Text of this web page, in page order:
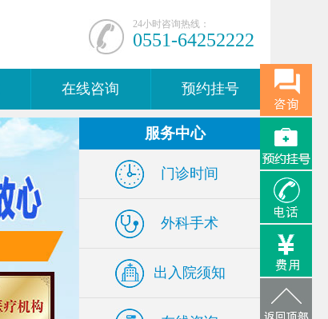
24小时咨询热线：
0551-64252222
在线咨询 预约挂号
服务中心
门诊时间
外科手术
出入院须知